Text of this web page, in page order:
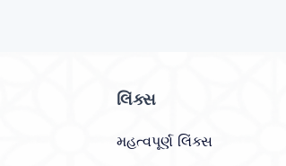
લિંક્સ
મહત્વપૂર્ણ લિંક્સ